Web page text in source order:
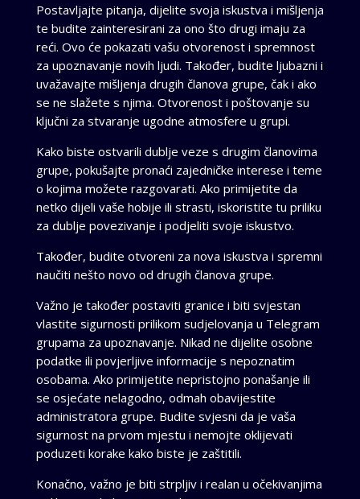
Postavljajte pitanja, dijelite svoja iskustva i mišljenja
te budite zainteresirani za ono što drugi imaju za
reći. Ovo će pokazati vašu otvorenost i spremnost
za upoznavanje novih ljudi. Također, budite ljubazni i
uvažavajte mišljenja drugih članova grupe, čak i ako
se ne slažete s njima. Otvorenost i poštovanje su
ključni za stvaranje ugodne atmosfere u grupi.
Kako biste ostvarili dublje veze s drugim članovima
grupe, pokušajte pronaći zajedničke interese i teme
o kojima možete razgovarati. Ako primijetite da
netko dijeli vaše hobije ili strasti, iskoristite tu priliku
za dublje povezivanje i podjeliti svoje iskustvo.
Također, budite otvoreni za nova iskustva i spremni
naučiti nešto novo od drugih članova grupe.
Važno je također postaviti granice i biti svjestan
vlastite sigurnosti prilikom sudjelovanja u Telegram
grupama za upoznavanje. Nikad ne dijelite osobne
podatke ili povjerljive informacije s nepoznatim
osobama. Ako primijetite nepristojno ponašanje ili
se osjećate nelagodno, odmah obavijestite
administratora grupe. Budite svjesni da je vaša
sigurnost na prvom mjestu i nemojte oklijevati
poduzeti korake kako biste je zaštitili.
Konačno, važno je biti strpljiv i realan u očekivanjima